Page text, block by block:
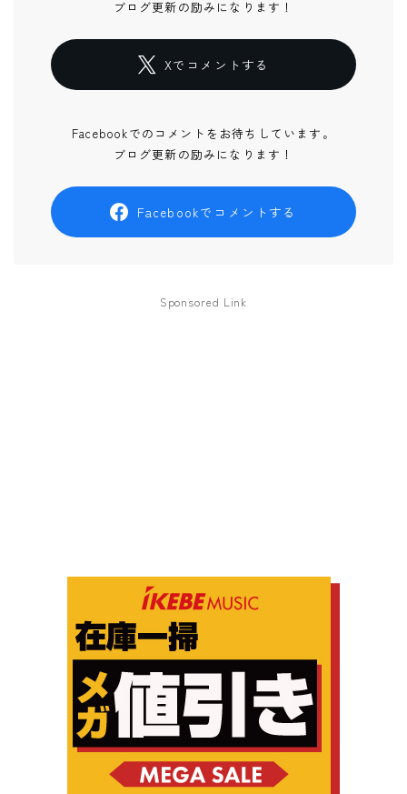
ブログ更新の励みになります！
Xでコメントする
Facebookでのコメントをお待ちしています。
ブログ更新の励みになります！
Facebookでコメントする
Sponsored Link